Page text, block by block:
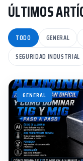
ÚLTIMOS
TODO GENERAL
SEGURIDAD INDUSTRIAL
GENERAL